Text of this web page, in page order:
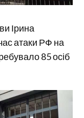
Ірина
атаки РФ на
85 осіб